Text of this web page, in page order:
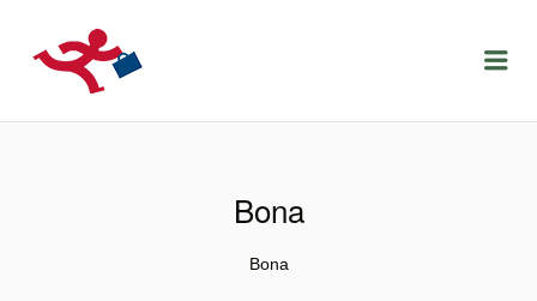
LOCURIDEMUNCACLUJ.NET
Bona
Bona